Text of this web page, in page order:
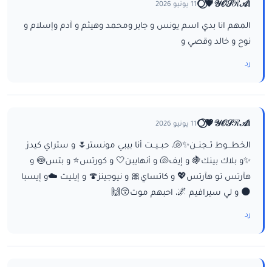
ا𝒴𝒪𝒮ℛ𝒜💗⃝🌕 11 يونيو 2026
المهم انا بدي اسم يونس و جابر ومحمد وهيثم و آدم وإسلام و
نوح و خالد وقصي و
رد
ا𝒴𝒪𝒮ℛ𝒜💗⃝🌕 11 يونيو 2026
الخطـــوط تــجنــن✨🐚، حبــيــت أنا بيبي مونستر🌷 و ستراي كيدز
✨و بلاك بينك🍇 و إيف🐚 و أنهايبن🤍 و كورتس⭐ و بتس🍥 و
هآرتس تو هآرتس💖 و كاتساي🎀 و نيوجينز🍄 و إيليت ☁️و إيسبا
🌑 و لي سيرافيم 🌌، احبهم موت😚🙌
رد